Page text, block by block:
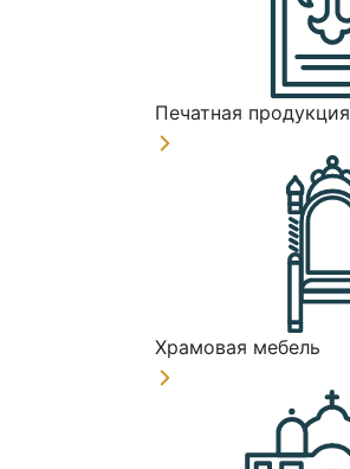
Печатная продукция
Храмовая мебель